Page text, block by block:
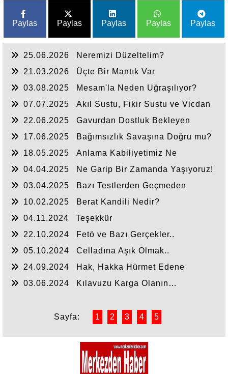
Paylas Paylas Paylas Paylas Paylas
25.06.2026
Neremizi Düzeltelim?
21.03.2026
Üçte Bir Mantık Var
03.08.2025
Mesam'la Neden Uğraşılıyor?
07.07.2025
Akıl Sustu, Fikir Sustu ve Vicdan
22.06.2025
Gavurdan Dostluk Bekleyen
17.06.2025
Bağımsızlık Savaşına Doğru mu?
18.05.2025
Anlama Kabiliyetimiz Ne
04.04.2025
Ne Garip Bir Zamanda Yaşıyoruz!
03.04.2025
Bazı Testlerden Geçmeden
10.02.2025
Berat Kandili Nedir?
04.11.2024
Teşekkür
22.10.2024
Fetö ve Bazı Gerçekler..
05.10.2024
Celladına Aşık Olmak..
24.09.2024
Hak, Hakka Hürmet Edene
03.06.2024
Kılavuzu Karga Olanın…
Sayfa: 1 2 3 4 5